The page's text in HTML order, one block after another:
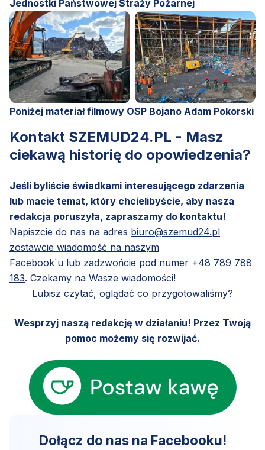
Jednostki Państwowej Straży Pożarnej
Poniżej materiał filmowy OSP Bojano Adam Pokorski
Kontakt SZEMUD24.PL - Masz
ciekawą historię do opowiedzenia?
Jeśli byliście świadkami interesującego zdarzenia
lub macie temat, który chcielibyście, aby nasza
redakcja poruszyła, zapraszamy do kontaktu!
Napiszcie do nas na adres biuro@szemud24.pl
zostawcie wiadomość na naszym
Facebook`u lub zadzwońcie pod numer +48 789 788
183. Czekamy na Wasze wiadomości!
Lubisz czytać, oglądać co przygotowaliśmy?
Wesprzyj naszą redakcję w działaniu! Przez Twoją
pomoc możemy się rozwijać.
Dołącz do nas na Facebooku!